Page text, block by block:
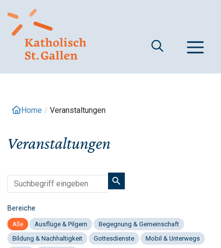
zum
Inhalt
Home / Veranstaltungen
Veranstaltungen
Bereiche
Alle Ausflüge & Pilgern
Begegnung & Gemeinschaft
Bildung & Nachhaltigkeit
Gottesdienste
Mobil & Unterwegs